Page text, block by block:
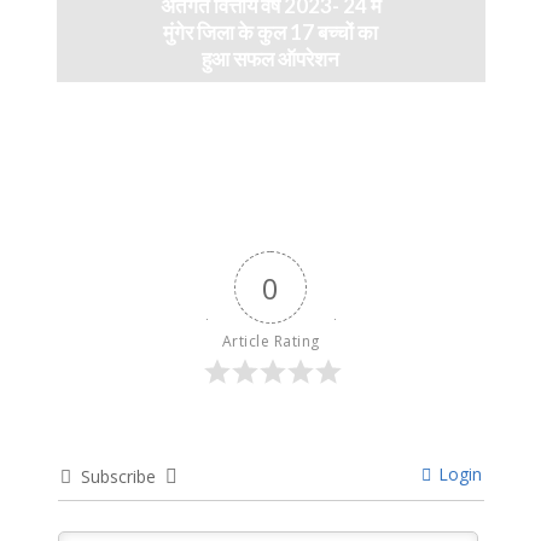
अंतर्गत वित्तीय वर्ष 2023- 24 में
मुंगेर जिला के कुल 17 बच्चों का
हुआ सफल ऑपरेशन
0
Article Rating
Subscribe Login